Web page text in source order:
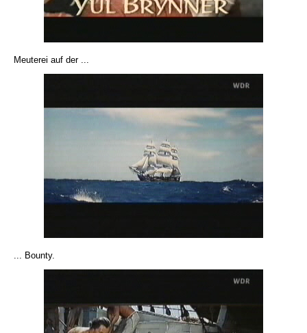
Meuterei auf der ...
... Bounty.